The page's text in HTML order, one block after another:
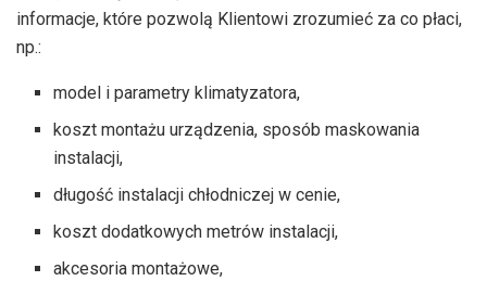
informacje, które pozwolą Klientowi zrozumieć za co płaci,
np.:
model i parametry klimatyzatora,
koszt montażu urządzenia, sposób maskowania
instalacji,
długość instalacji chłodniczej w cenie,
koszt dodatkowych metrów instalacji,
akcesoria montażowe,